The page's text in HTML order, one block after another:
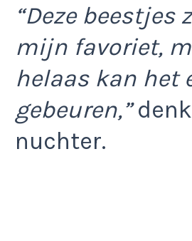
“Deze beestjes
mijn favoriet,
helaas kan het
gebeuren,”
nuchter.